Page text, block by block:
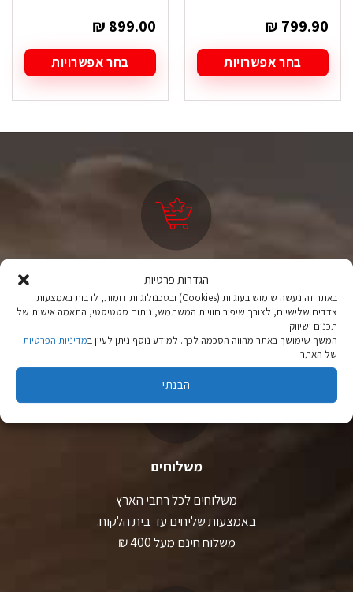
הגדרות פרטיות
באתר זה נעשה שימוש בעוגיות (Cookies) ובטכנולוגיות דומות, לרבות באמצעות
צדדים שלישיים, לצורך שיפור חוויית המשתמש, ניתוח סטטיסטי, התאמה אישית של
תכנים ושיווק.
המשך שימושך באתר מהווה הסכמה לכך. למידע נוסף ניתן לעיין במדיניות הפרטיות
של האתר.
הבנתי
₪ 799.90
בחר אפשרויות
זה
מספר
האפשרויות
₪ 899.00
בחר אפשרויות
זה
מספר
ניתן
לבחור
האפשרויות
המוצר
ציוד טיולים
מהיבואן לצרכן
יבוא ישיר לצד מותגים מובילים במחירים ללא תחרות.
משלוחים
משלוחים לכל רחבי הארץ
באמצעות שליחים עד בית הלקוח.
משלוח חינם מעל 400 ₪